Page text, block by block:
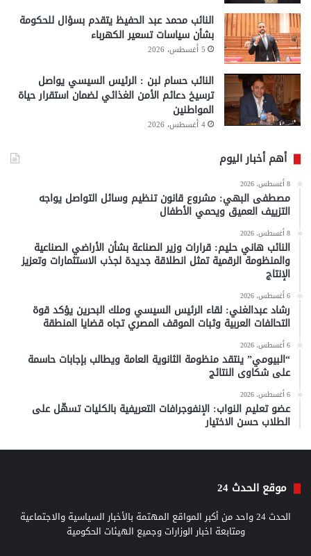
النائب محمد عبد الحفيظ يتقدم بسؤال للحكومة
بشأن سياسات تسعير الكهرباء
5 أغسطس، 2026
النائب حسام لبن : الرئيس السيسي يواصل
ترسيخ دعائم الأمن الغذائي لضمان استقرار حياة
المواطنين
4 أغسطس، 2026
أهم أخبار اليوم
8 أغسطس، 2026
مصطفى البهي: مشروع قانون تنظيم وسائل التواصل يواجه
التزييف العميق ويحمي الأطفال
8 أغسطس، 2026
النائب هاني حليم: قرارات وزير الصناعة بشأن الأراضي الصناعية
والمنظومة الرقمية تمثل انطلاقة جديدة لجذب الاستثمارات وتعزيز
الإنتاج
6 أغسطس، 2026
رشاد عبدالغني: لقاء الرئيس السيسي وملك البحرين يؤكد قوة
التحالفات العربية وثبات الموقف المصري تجاه قضايا المنطقة
6 أغسطس، 2026
“البيومي” ينتقد منظومة الثانوية العامة ويطالب بإجابات حاسمة
على شكاوى النتائج
6 أغسطس، 2026
عضو تعليم النواب: الإنفوجرافات التعريفية بالكليات تسهّل على
الطلاب حسن الاختيار
موقع الحدث 24
الحدث 24 واحد من أكبر المواقع المهتمة بالأخبار السياسية والاجتماعية
ومتابعة اخبار الوزارات وجميع الهيئات الحكومية